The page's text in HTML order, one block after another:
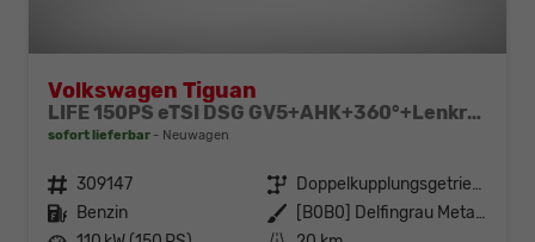
Volkswagen Tiguan
LIFE 150PS eTSI DSG GV5+AHK+360°+Lenkradheiz+IQ.Drive+ACC+App+eHeck+LED
sofort lieferbar Neuwagen
Fahrzeugnr. 309147 Getriebe
Doppelkupplungsgetriebe (DSG)
Kraftstoff Benzin Außenfarbe
[B0B0] Delfingrau Metallic